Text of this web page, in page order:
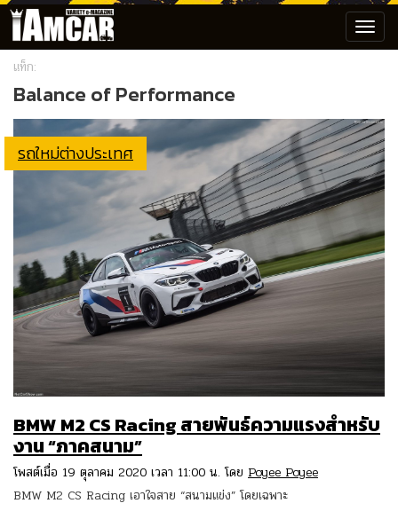
แท็ก:
Balance of Performance
รถใหม่ต่างประเทศ
BMW M2 CS Racing สายพันธ์ความแรงสำหรับ
งาน “ภาคสนาม”
โพสต์เมื่อ 19 ตุลาคม 2020 เวลา 11:00 น. โดย Poyee Poyee
BMW M2 CS Racing เอาใจสาย “สนามแข่ง” โดยเฉพาะ